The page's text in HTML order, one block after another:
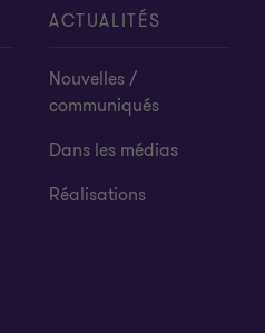
ACTUALITÉS
Nouvelles /
communiqués
Dans les médias
Réalisations